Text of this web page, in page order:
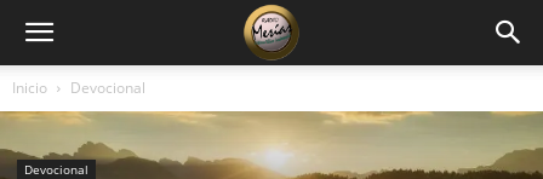
Inicio Devocional
Devocional